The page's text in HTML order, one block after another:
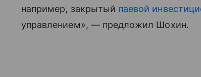
например, закрытый паевой
управлением», — предложил Шохин.